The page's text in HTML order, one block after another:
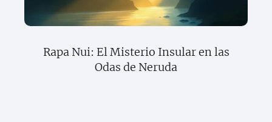
Rapa Nui: El Misterio Insular en las
Odas de Neruda